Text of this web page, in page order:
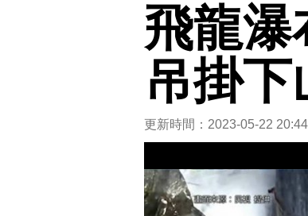
飛龍瀑
吊掛下
更新時間：2023-05-22